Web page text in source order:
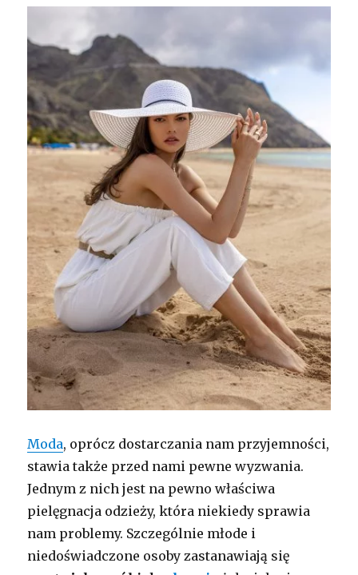
Moda, oprócz dostarczania nam przyjemności,
stawia także przed nami pewne wyzwania.
Jednym z nich jest na pewno właściwa
pielęgnacja odzieży, która niekiedy sprawia
nam problemy. Szczególnie młode i
niedoświadczone osoby zastanawiają się